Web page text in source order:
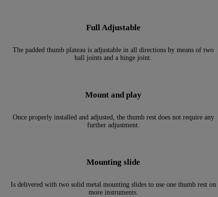
Full Adjustable
The padded thumb plateau is adjustable in all directions by means of two
ball joints and a hinge joint.
Mount and play
Once properly installed and adjusted, the thumb rest does not require any
further adjustment.
Mounting slide
Is delivered with two solid metal mounting slides to use one thumb rest on
more instruments.